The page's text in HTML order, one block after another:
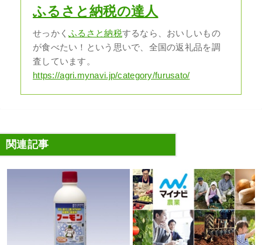
ふるさと納税の達人
せっかくふるさと納税するなら、おいしいもの
が食べたい！という思いで、全国の返礼品を調
査しています。
https://agri.mynavi.jp/category/furusato/
関連記事